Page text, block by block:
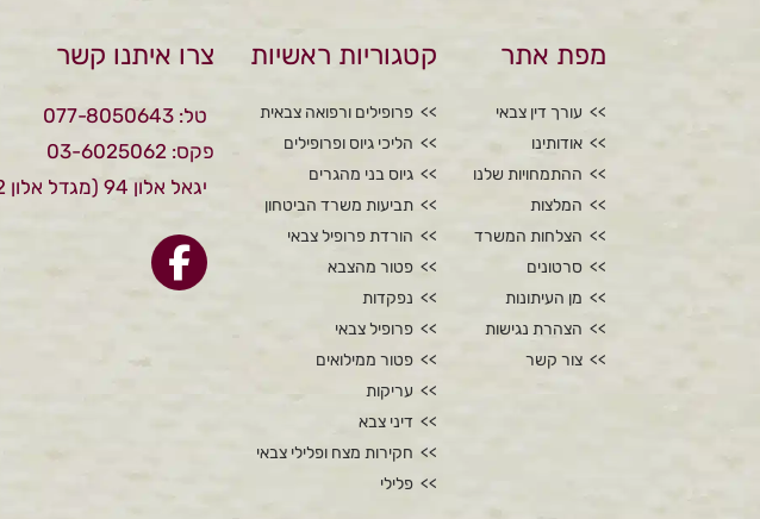
מפת אתר
עורך דין צבאי
אודותינו
ההתמחויות שלנו
המלצות
הצלחות המשרד
סרטונים
מן העיתונות
הצהרת נגישות
צור קשר
קטגוריות ראשיות
פרופילים ורפואה צבאית
הליכי גיוס ופרופילים
גיוס בני מהגרים
תביעות משרד הביטחון
הורדת פרופיל צבאי
פטור מהצבא
נפקדות
פרופיל צבאי
פטור ממילואים
עריקות
דיני צבא
חקירות מצח ופלילי צבאי
פלילי
צרו איתנו קשר
טל: 077-8050643
פקס: 03-6025062
יגאל אלון 94 (מגדל אלון 2) תל אביב